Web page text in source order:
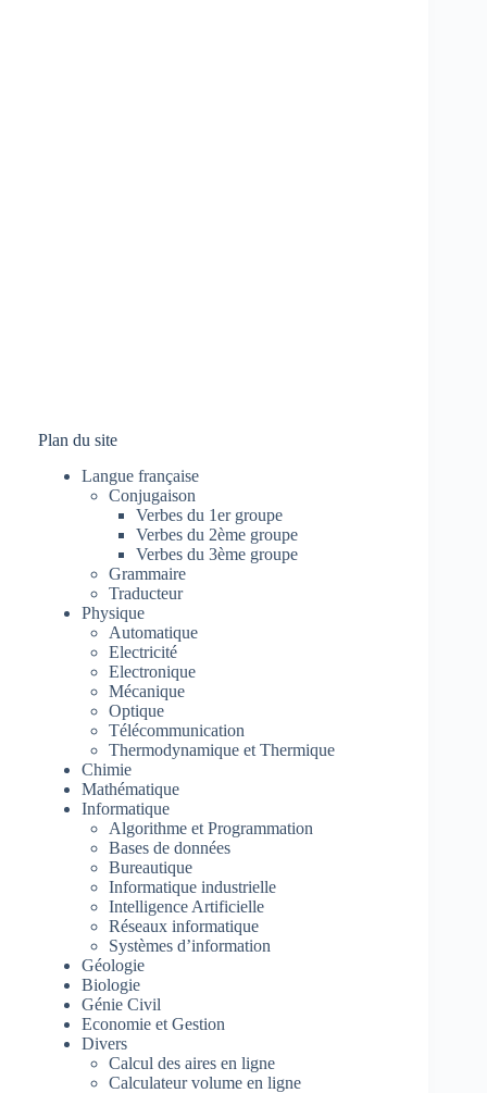
Plan du site
Langue française
Conjugaison
Verbes du 1er groupe
Verbes du 2ème groupe
Verbes du 3ème groupe
Grammaire
Traducteur
Physique
Automatique
Electricité
Electronique
Mécanique
Optique
Télécommunication
Thermodynamique et Thermique
Chimie
Mathématique
Informatique
Algorithme et Programmation
Bases de données
Bureautique
Informatique industrielle
Intelligence Artificielle
Réseaux informatique
Systèmes d’information
Géologie
Biologie
Génie Civil
Economie et Gestion
Divers
Calcul des aires en ligne
Calculateur volume en ligne